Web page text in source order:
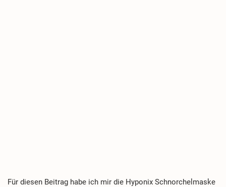
Für diesen Beitrag habe ich mir die Hyponix Schnorchelmaske